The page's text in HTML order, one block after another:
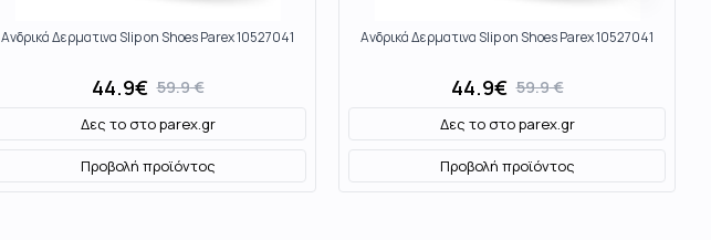
Ανδρικά Δερματινα Slip on Shoes Parex 10527041
44.9€ 59.9€
Δες το στοparex.gr
Προβολή προϊόντος
Ανδρικά Δερματινα Slip on Shoes Parex 10527041
44.9€ 59.9€
Δες το στοparex.gr
Προβολή προϊόντος